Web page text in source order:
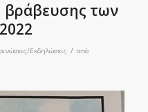
βράβευσης των
Εκδηλώσεις / από